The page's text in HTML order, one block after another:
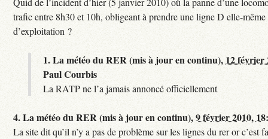
trafic entre 8h30 et 10h, obligeant à prendre une ligne D elle-
d’exploitation ?
1.La météo du RER (mis à jour en continu), 12 février
Paul Courbis
La RATP ne l’a jamais annoncé officiellement
4.La météo du RER (mis à jour en continu),9 février 2010,
La site dit qu’il n’y a pas de problème sur les lignes du rer or c’est